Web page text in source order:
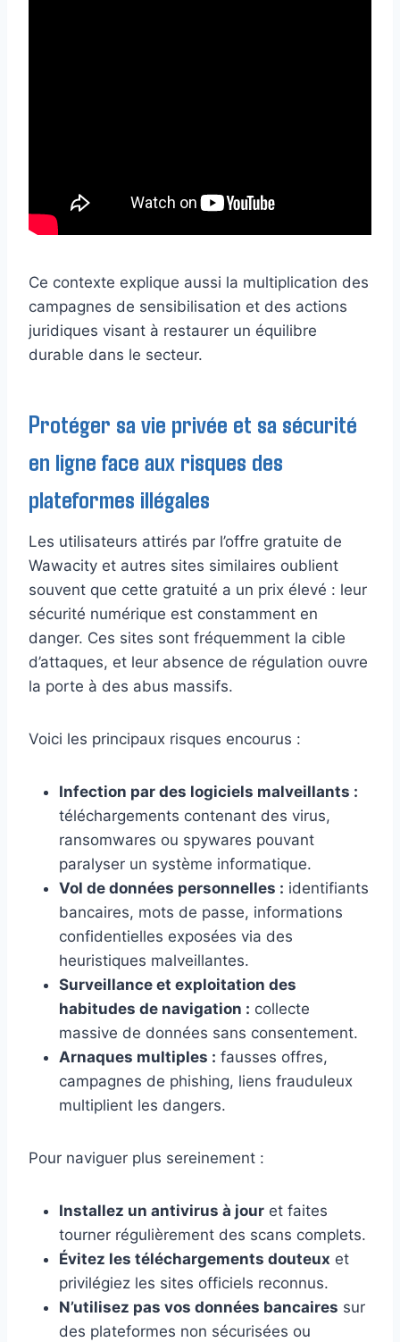
Ce contexte explique aussi la multiplication des
campagnes de sensibilisation et des actions
juridiques visant à restaurer un équilibre
durable dans le secteur.
Protéger sa vie privée et sa sécurité
en ligne face aux risques des
plateformes illégales
Les utilisateurs attirés par l’offre gratuite de
Wawacity et autres sites similaires oublient
souvent que cette gratuité a un prix élevé : leur
sécurité numérique est constamment en
danger. Ces sites sont fréquemment la cible
d’attaques, et leur absence de régulation ouvre
la porte à des abus massifs.
Voici les principaux risques encourus :
Infection par des logiciels malveillants :
téléchargements contenant des virus,
ransomwares ou spywares pouvant
paralyser un système informatique.
Vol de données personnelles : identifiants
bancaires, mots de passe, informations
confidentielles exposées via des
heuristiques malveillantes.
Surveillance et exploitation des
habitudes de navigation : collecte
massive de données sans consentement.
Arnaques multiples : fausses offres,
campagnes de phishing, liens frauduleux
multiplient les dangers.
Pour naviguer plus sereinement :
Installez un antivirus à jour et faites
tourner régulièrement des scans complets.
Évitez les téléchargements douteux et
privilégiez les sites officiels reconnus.
N’utilisez pas vos données bancaires sur
des plateformes non sécurisées ou